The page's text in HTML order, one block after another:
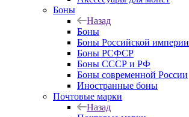
Боны
Назад
Боны
Боны Российской империи
Боны РСФСР
Боны СССР и РФ
Боны современной России
Иностранные боны
Почтовые марки
Назад